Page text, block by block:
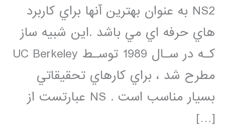
NS2 به عنوان بهترين آنها براي كاربرد
هاي حرفه اي مي باشد .اين شبيه ساز
كـه در سـال 1989 توسـط UC Berkeley
مطرح شد ، براي كارهاي تحقيقاتي
بسيار مناسب است . NS عبارتست از
[…]